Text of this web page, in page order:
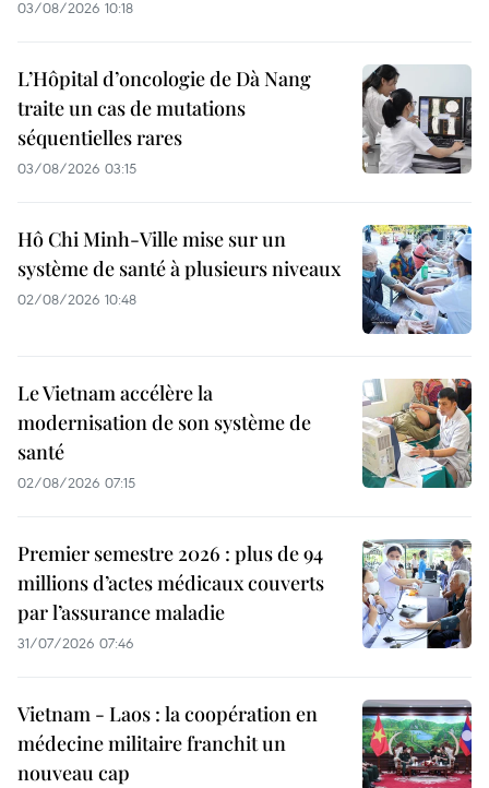
03/08/2026 10:18
L’Hôpital d’oncologie de Dà Nang
traite un cas de mutations
séquentielles rares
03/08/2026 03:15
Hô Chi Minh-Ville mise sur un
système de santé à plusieurs niveaux
02/08/2026 10:48
Le Vietnam accélère la
modernisation de son système de
santé
02/08/2026 07:15
Premier semestre 2026 : plus de 94
millions d’actes médicaux couverts
par l’assurance maladie
31/07/2026 07:46
Vietnam - Laos : la coopération en
médecine militaire franchit un
nouveau cap